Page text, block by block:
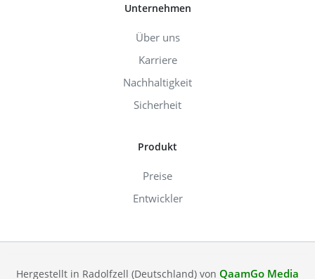
Unternehmen
Über uns
Karriere
Nachhaltigkeit
Sicherheit
Produkt
Preise
Entwickler
Hergestellt in Radolfzell (Deutschland) von QaamGo Media